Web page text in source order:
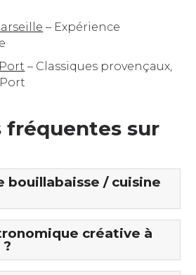
– Expérience
– Classiques provençaux,
fréquentes sur
bouillabaisse / cuisine
créative à